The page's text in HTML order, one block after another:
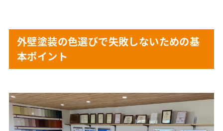
外壁塗装の色選びで失敗しないための基
本ポイント